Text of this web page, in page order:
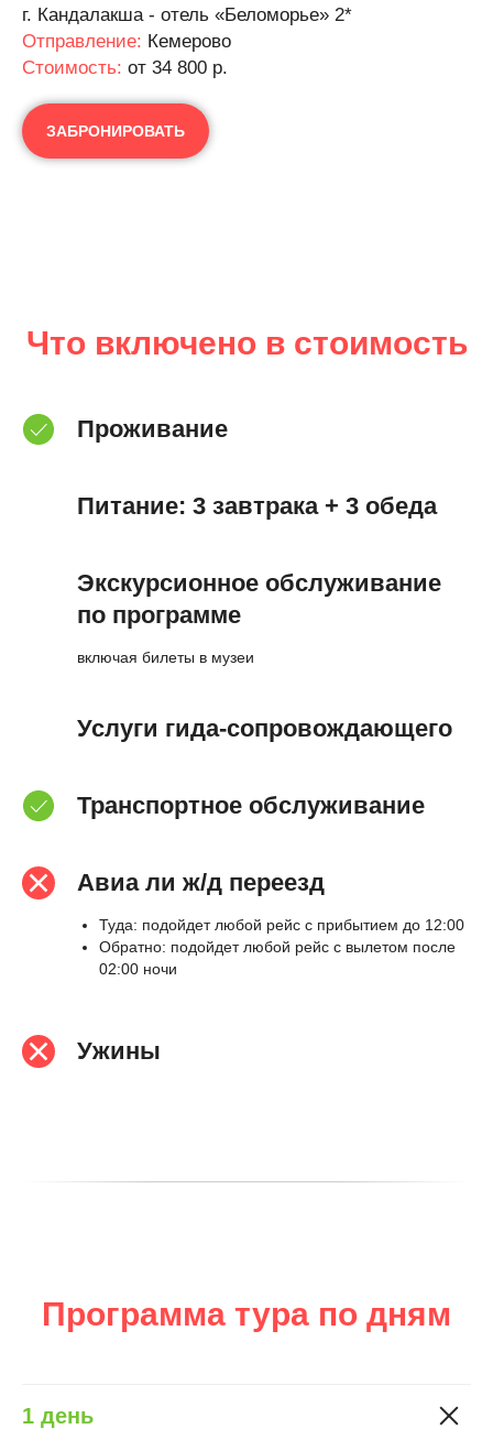
г. Кандалакша - отель «Беломорье» 2*
Отправление: Кемерово
Cтоимость: от 34 800 р.
ЗАБРОНИРОВАТЬ
Что включено в стоимость
Проживание
Питание: 3 завтрака + 3 обеда
Экскурсионное обслуживание
по программе
включая билеты в музеи
Услуги гида-сопровождающего
Транспортное обслуживание
Авиа ли ж/д переезд
Туда: подойдет любой рейс с прибытием до 12:00
Обратно: подойдет любой рейс с вылетом после
02:00 ночи
Ужины
Программа тура по дням
1 день